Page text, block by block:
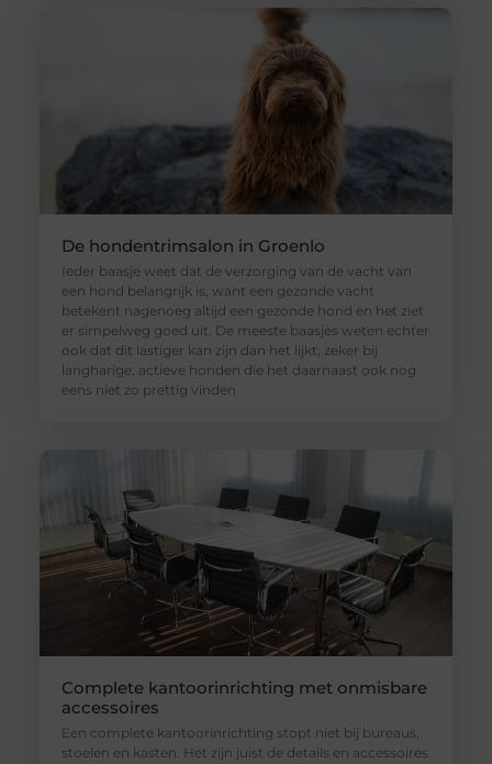
De hondentrimsalon in Groenlo
Ieder baasje weet dat de verzorging van de vacht van
een hond belangrijk is, want een gezonde vacht
betekent nagenoeg altijd een gezonde hond en het ziet
er simpelweg goed uit. De meeste baasjes weten echter
ook dat dit lastiger kan zijn dan het lijkt, zeker bij
langharige, actieve honden die het daarnaast ook nog
eens niet zo prettig vinden
Complete kantoorinrichting met onmisbare
accessoires
Een complete kantoorinrichting stopt niet bij bureaus,
stoelen en kasten. Het zijn juist de details en accessoires